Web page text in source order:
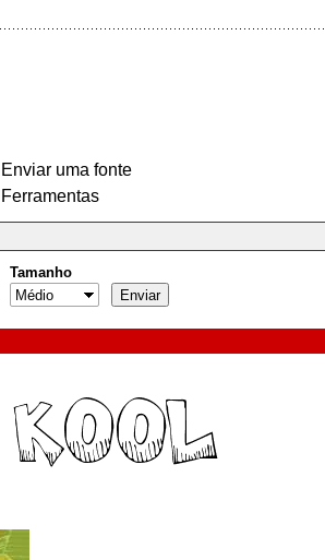
Enviar uma fonte
Ferramentas
Tamanho